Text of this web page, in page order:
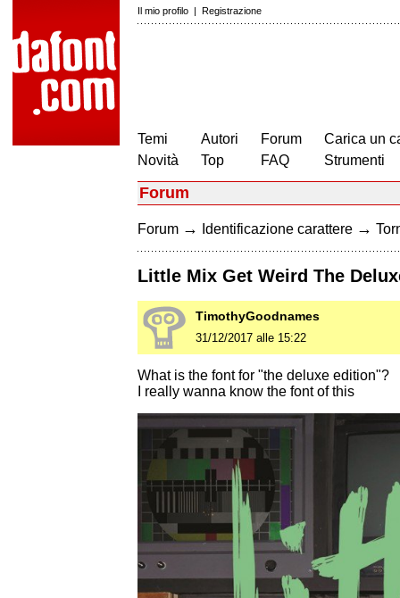
Il mio profilo | Registrazione
Temi
Novità
Autori
Top
Forum
FAQ
Carica un
Strumenti
Forum
Forum → Identificazione carattere →
Little Mix Get Weird The
TimothyGoodnames
31/12/2017 alle 15:22
What is the font for "the deluxe edition"?
I really wanna know the font of this